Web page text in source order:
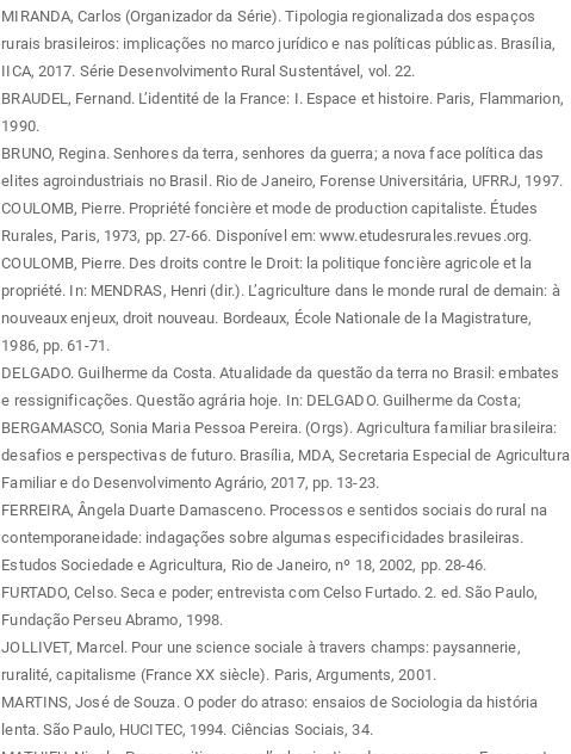
MIRANDA, Carlos (Organizador da Série). Tipologia regionalizada dos espaços
rurais brasileiros: implicações no marco jurídico e nas políticas públicas. Brasília,
IICA, 2017. Série Desenvolvimento Rural Sustentável, vol. 22.
BRAUDEL, Fernand. L’identité de la France: I. Espace et histoire. Paris, Flammarion,
1990.
BRUNO, Regina. Senhores da terra, senhores da guerra; a nova face política das
elites agroindustriais no Brasil. Rio de Janeiro, Forense Universitária, UFRRJ, 1997.
COULOMB, Pierre. Propriété foncière et mode de production capitaliste. Études
Rurales, Paris, 1973, pp. 27-66. Disponível em: www.etudesrurales.revues.org.
COULOMB, Pierre. Des droits contre le Droit: la politique foncière agricole et la
propriété. In: MENDRAS, Henri (dir.). L’agriculture dans le monde rural de demain: à
nouveaux enjeux, droit nouveau. Bordeaux, École Nationale de la Magistrature,
1986, pp. 61-71.
DELGADO. Guilherme da Costa. Atualidade da questão da terra no Brasil: embates
e ressignificações. Questão agrária hoje. In: DELGADO. Guilherme da Costa;
BERGAMASCO, Sonia Maria Pessoa Pereira. (Orgs). Agricultura familiar brasileira:
desafios e perspectivas de futuro. Brasília, MDA, Secretaria Especial de Agricultura
Familiar e do Desenvolvimento Agrário, 2017, pp. 13-23.
FERREIRA, Ângela Duarte Damasceno. Processos e sentidos sociais do rural na
contemporaneidade: indagações sobre algumas especificidades brasileiras.
Estudos Sociedade e Agricultura, Rio de Janeiro, nº 18, 2002, pp. 28-46.
FURTADO, Celso. Seca e poder; entrevista com Celso Furtado. 2. ed. São Paulo,
Fundação Perseu Abramo, 1998.
JOLLIVET, Marcel. Pour une science sociale à travers champs: paysannerie,
ruralité, capitalisme (France XX siècle). Paris, Arguments, 2001.
MARTINS, José de Souza. O poder do atraso: ensaios de Sociologia da história
lenta. São Paulo, HUCITEC, 1994. Ciências Sociais, 34.